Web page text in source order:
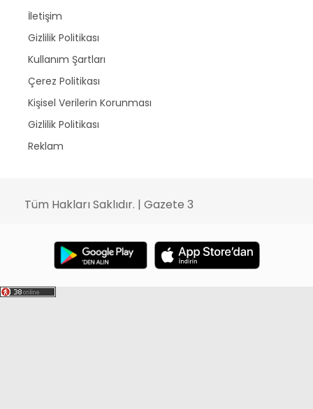
İletişim
Gizlilik Politikası
Kullanım Şartları
Çerez Politikası
Kişisel Verilerin Korunması
Gizlilik Politikası
Reklam
Tüm Hakları Saklıdır. | Gazete 3